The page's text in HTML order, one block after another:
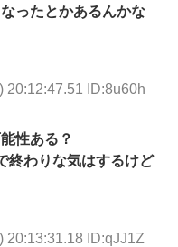
ったとかあるんかな
20:12:47.51 ID:8u60h
性ある？
終わりな気はするけど
20:13:31.18 ID:qJJ1Z